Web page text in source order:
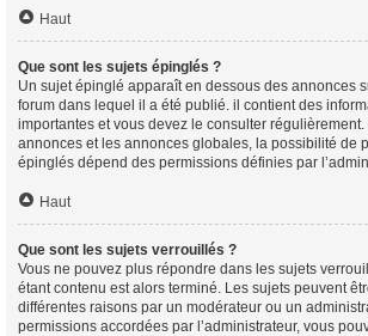
Haut
Que sont les sujets épinglés ?
Un sujet épinglé apparaît en dessous des annonces
forum dans lequel il a été publié. il contient des
importantes et vous devez le consulter
annonces et les annonces globales, la possibilité de
épinglés dépend des permissions définies par
Haut
Que sont les sujets verrouillés ?
Vous ne pouvez plus répondre dans les sujets
étant contenu est alors terminé. Les sujets peuvent
différentes raisons par un modérateur ou un
permissions accordées par l’administrateur, vous